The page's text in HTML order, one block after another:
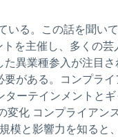
る。この話を聞い
を主催し、多くの
異業種参入が注目
がある。コンプラ
ーテインメントと
化 コンプライアン
模と影響力を知ると